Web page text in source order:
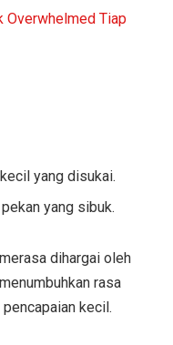
Overwhelmed Tiap
yang disukai.
yang sibuk.
dihargai oleh
rasa
kecil.